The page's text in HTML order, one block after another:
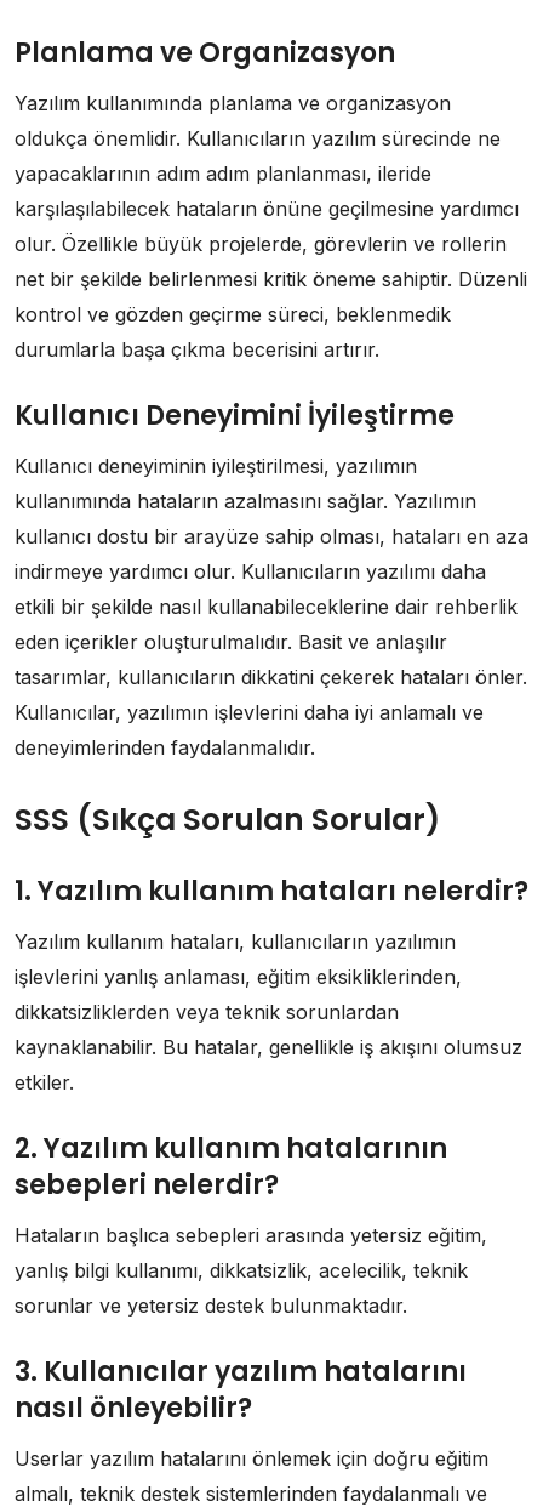
Planlama ve Organizasyon
Yazılım kullanımında planlama ve organizasyon
oldukça önemlidir. Kullanıcıların yazılım sürecinde ne
yapacaklarının adım adım planlanması, ileride
karşılaşılabilecek hataların önüne geçilmesine yardımcı
olur. Özellikle büyük projelerde, görevlerin ve rollerin
net bir şekilde belirlenmesi kritik öneme sahiptir. Düzenli
kontrol ve gözden geçirme süreci, beklenmedik
durumlarla başa çıkma becerisini artırır.
Kullanıcı Deneyimini İyileştirme
Kullanıcı deneyiminin iyileştirilmesi, yazılımın
kullanımında hataların azalmasını sağlar. Yazılımın
kullanıcı dostu bir arayüze sahip olması, hataları en aza
indirmeye yardımcı olur. Kullanıcıların yazılımı daha
etkili bir şekilde nasıl kullanabileceklerine dair rehberlik
eden içerikler oluşturulmalıdır. Basit ve anlaşılır
tasarımlar, kullanıcıların dikkatini çekerek hataları önler.
Kullanıcılar, yazılımın işlevlerini daha iyi anlamalı ve
deneyimlerinden faydalanmalıdır.
SSS (Sıkça Sorulan Sorular)
1. Yazılım kullanım hataları nelerdir?
Yazılım kullanım hataları, kullanıcıların yazılımın
işlevlerini yanlış anlaması, eğitim eksikliklerinden,
dikkatsizliklerden veya teknik sorunlardan
kaynaklanabilir. Bu hatalar, genellikle iş akışını olumsuz
etkiler.
2. Yazılım kullanım hatalarının
sebepleri nelerdir?
Hataların başlıca sebepleri arasında yetersiz eğitim,
yanlış bilgi kullanımı, dikkatsizlik, acelecilik, teknik
sorunlar ve yetersiz destek bulunmaktadır.
3. Kullanıcılar yazılım hatalarını
nasıl önleyebilir?
Userlar yazılım hatalarını önlemek için doğru eğitim
almalı, teknik destek sistemlerinden faydalanmalı ve